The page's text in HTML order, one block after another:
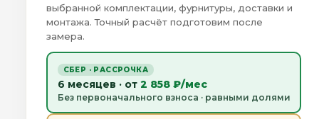
выбранной комплектации, фурнитуры, доставки и
монтажа. Точный расчёт подготовим после
замера.
СБЕР · РАССРОЧКА
6 месяцев · от 2 858 ₽/мес
Без первоначального взноса · равными долями